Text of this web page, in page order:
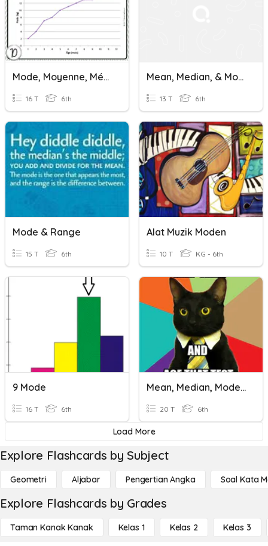
Mode, Moyenne, Médiane
16 T 6th
Mean, Median, & Mode
13 T 6th
Mode & Range
15 T 6th
Alat Muzik Moden
10 T KG - 6th
9 Mode
16 T 6th
Mean, Median, Mode And Range
20 T 6th
Load More
Explore Flashcards by Subject
Geometri Aljabar Pengertian Angka Soal Kata
Explore Flashcards by Grades
Taman Kanak Kanak Kelas 1 Kelas 2 Kelas 3